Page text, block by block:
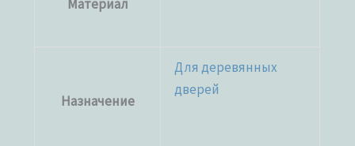
Материал
Назначение
Для деревянных
дверей